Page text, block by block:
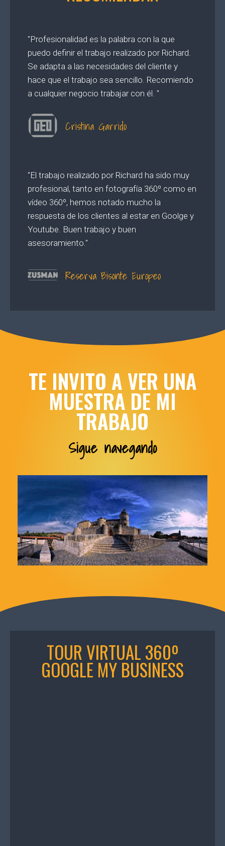
"Profesionalidad es la palabra con la que
puedo definir el trabajo realizado por Richard.
Se adapta a las necesidades del cliente y
hace que el trabajo sea sencillo. Recomiendo
a cualquier negocio trabajar con él. "
Cristina Garrido
"El trabajo realizado por Richard ha sido muy
profesional, tanto en fotografía 360º como en
vídeo 360º, hemos notado mucho la
respuesta de los clientes al estar en Goolge y
Youtube. Buen trabajo y buen
asesoramiento."
Reserva Bisonte Europeo
TE INVITO A VER UNA
MUESTRA DE MI
TRABAJO
Sigue navegando
TOUR VIRTUAL 360º
GOOGLE MY BUSINESS